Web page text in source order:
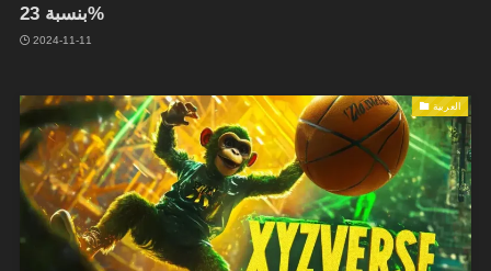
بنسبة 23%
2024-11-11
العربية